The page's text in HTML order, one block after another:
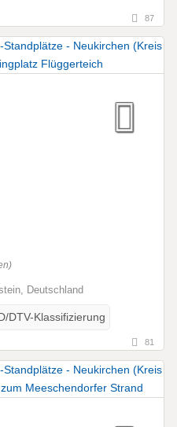
87
Deutschland
DTV-Klassifizierung
81